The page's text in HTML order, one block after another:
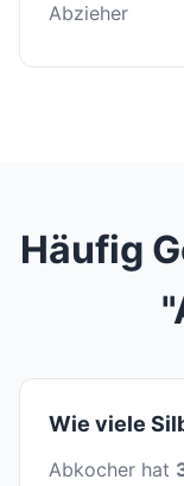
Abzieher
Häufig
Wie viele
Abkocher hat